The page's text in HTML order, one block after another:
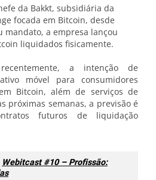
da Bakkt, subsidiária da
focada em Bitcoin, desde
mandato, a empresa lançou
liquidados fisicamente.
a intenção de
móvel para consumidores
Bitcoin, além de serviços de
próximas semanas, a previsão é
futuros de liquidação
Webitcast #10 – Profissão: